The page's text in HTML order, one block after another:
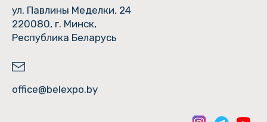
ул. Павлины Меделки, 24
220080, г. Минск,
Республика Беларусь
office@belexpo.by